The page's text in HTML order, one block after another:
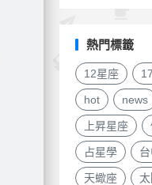
熱門標籤
12星座
hot news
上昇星座
占星學
天蠍座